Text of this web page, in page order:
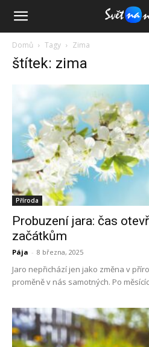
Domů Tagy Zima
štítek: zima
Příroda
Probuzení jara: čas
začátkům
Pája - 8 března, 2025
Jaro nepřichází jen jako změna v
proměně v nás samotných. Po